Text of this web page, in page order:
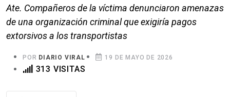
Ate. Compañeros de la víctima denunciaron amenazas
de una organización criminal que exigiría pagos
extorsivos a los transportistas
POR DIARIO VIRAL 19 DE MAYO DE 2026
313 VISITAS